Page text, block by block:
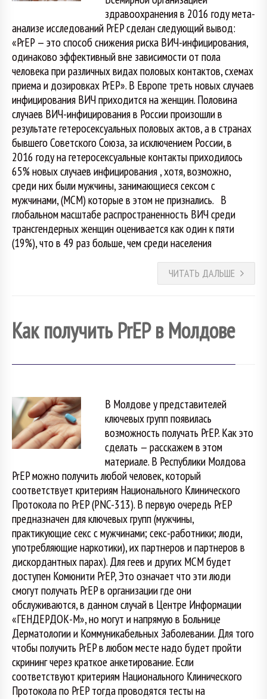
здравоохранения в 2016 году мета-
анализе исследований PrEP сделан следующий вывод:
«PrEP — это способ снижения риска ВИЧ-инфицирования,
одинаково эффективный вне зависимости от пола
человека при различных видах половых контактов, схемах
приема и дозировках PrEP». В Европе треть новых случаев
инфицирования ВИЧ приходится на женщин. Половина
случаев ВИЧ-инфицирования в России произошли в
результате гетеросексуальных половых актов, а в странах
бывшего Советского Союза, за исключением России, в
2016 году на гетеросексуальные контакты приходилось
65% новых случаев инфицирования , хотя, возможно,
среди них были мужчины, занимающиеся сексом с
мужчинами, (МСМ) которые в этом не признались. В
глобальном масштабе распространенность ВИЧ среди
трансгендерных женщин оценивается как один к пяти
(19%), что в 49 раз больше, чем среди населения
ЧИТАТЬ ДАЛЬШЕ
Как получить PrEP в Молдове
В Молдове у представителей
ключевых групп появилась
возможность получать PrEP. Как это
сделать — расскажем в этом
материале. В Республики Молдова
PrEP можно получить любой человек, который
соответствует критериям Национального Клинического
Протокола по PrEP (PNC-313). В первую очередь PrEP
предназначен для ключевых групп (мужчины,
практикующие секс с мужчинами; секс-работники; люди,
употребляющие наркотики), их партнеров и партнеров в
дискордантных парах). Для геев и других МСМ будет
доступен Комюнити PrEP, Это означает что эти люди
смогут получать PrEP в организации где они
обслуживаются, в данном случай в Центре Информации
«ГЕНДЕРДОК-М», но могут и напрямую в Больнице
Дерматологии и Коммуникабельных Заболевании. Для того
чтобы получить PrEP в любом месте надо будет пройти
скрининг через краткое анкетирование. Если
соответствуют критериям Национального Клинического
Протокола по PrEP тогда проводятся тесты на